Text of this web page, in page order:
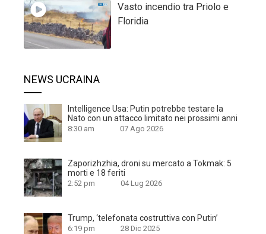
Vasto incendio tra Priolo e
Floridia
NEWS UCRAINA
Intelligence Usa: Putin potrebbe testare la
Nato con un attacco limitato nei prossimi anni
8:30 am 07 Ago 2026
Zaporizhzhia, droni su mercato a Tokmak: 5
morti e 18 feriti
2:52 pm 04 Lug 2026
Trump, ‘telefonata costruttiva con Putin’
6:19 pm 28 Dic 2025